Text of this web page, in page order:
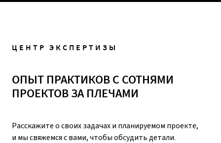
ЦЕНТР ЭКСПЕРТИЗЫ
ОПЫТ ПРАКТИКОВ С СОТНЯМИ
ПРОЕКТОВ ЗА ПЛЕЧАМИ
Расскажите о своих задачах и планируемом проекте,
и мы свяжемся с вами, чтобы обсудить детали.